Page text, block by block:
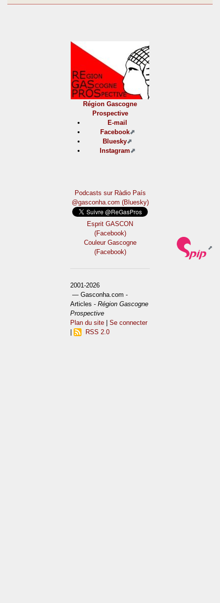
Région Gascogne
Prospective
E-mail
Facebook
Bluesky
Instagram
Podcasts sur Ràdio País
@gasconha.com (Bluesky)
Esprit GASCON
(Facebook)
Couleur Gascogne
(Facebook)
2001-2026
— Gasconha.com -
Articles -Région Gascogne
Prospective
Plan du site |Se connecter
RSS 2.0